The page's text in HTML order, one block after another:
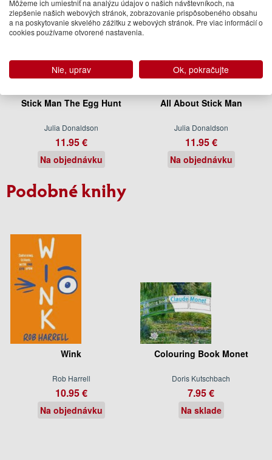
Stick Man The Egg Hunt
Julia Donaldson
11.95 €
Na objednávku
All About Stick Man
Julia Donaldson
11.95 €
Na objednávku
Podobné knihy
Wink
Rob Harrell
10.95 €
Na objednávku
Colouring Book Monet
Doris Kutschbach
7.95 €
Na sklade
Môžeme ich umiestniť na analýzu údajov o našich návštevníkoch, na
zlepšenie našich webových stránok, zobrazovanie prispôsobeného obsahu
a na poskytovanie skvelého zážitku z webových stránok. Pre viac informácií o
cookies používame otvorené nastavenia.
Nie, uprav Ok, pokračujte